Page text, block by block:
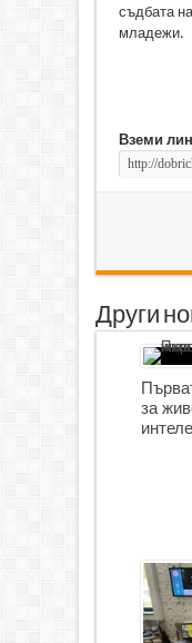
съдбата
младежи.
Вземи
Други
за